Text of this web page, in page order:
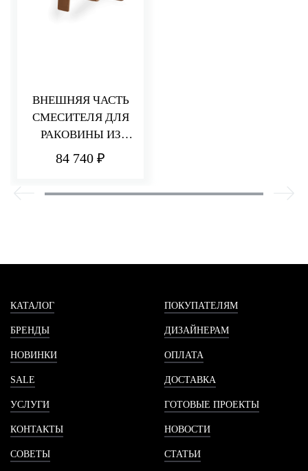
ВНЕШНЯЯ ЧАСТЬ
СМЕСИТЕЛЯ ДЛЯ
РАКОВИНЫ ИЗ
СТЕНЫ 110 ММ
84 740 ₽
КАТАЛОГ
БРЕНДЫ
НОВИНКИ
SALE
УСЛУГИ
КОНТАКТЫ
СОВЕТЫ
ПОКУПАТЕЛЯМ
ДИЗАЙНЕРАМ
ОПЛАТА
ДОСТАВКА
ГОТОВЫЕ ПРОЕКТЫ
НОВОСТИ
СТАТЬИ